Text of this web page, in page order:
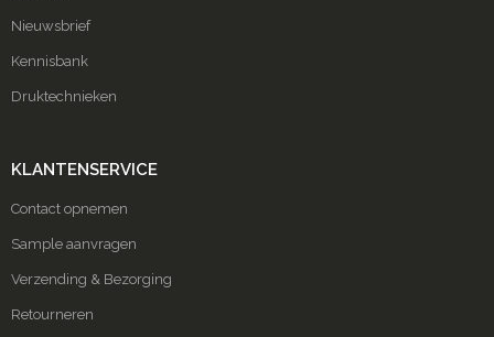
Nieuwsbrief
Kennisbank
Druktechnieken
KLANTENSERVICE
Contact opnemen
Sample aanvragen
Verzending & Bezorging
Retourneren